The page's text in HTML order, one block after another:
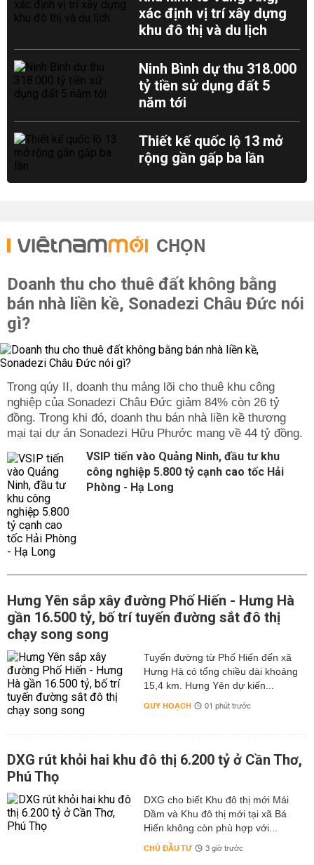
xác định vị trí xây dựng
khu đô thị và du lịch
Ninh Bình dự thu 318.000
tỷ tiền sử dụng đất 5
năm tới
Thiết kế quốc lộ 13 mở
rộng gần gấp ba lần
CHỌN
Doanh thu cho thuê đất không bằng
bán nhà liền kề, Sonadezi Châu Đức nói
gì?
Trong qúy II, doanh thu mảng lõi cho thuê khu công
nghiệp của Sonadezi Châu Đức giảm 84% còn 26 tỷ
đồng. Trong khi đó, doanh thu bán nhà liền kề thương
mại tại dự án Sonadezi Hữu Phước mang về 44 tỷ đồng.
VSIP tiến vào Quảng Ninh, đầu tư khu
công nghiệp 5.800 tỷ cạnh cao tốc Hải
Phòng - Hạ Long
Hưng Yên sắp xây đường Phố Hiến - Hưng Hà
gần 16.500 tỷ, bố trí tuyến đường sắt đô thị
chạy song song
Tuyến đường từ Phố Hiến đến xã
Hưng Hà có tổng chiều dài khoảng
15,4 km. Hưng Yên dự kiến...
QUY HOẠCH 01 phút trước
DXG rút khỏi hai khu đô thị 6.200 tỷ ở Cần Thơ,
Phú Thọ
DXG cho biết Khu đô thị mới Mái
Dầm và Khu đô thị mới tại xã Bá
Hiến không còn phù hợp với...
CHỦ ĐẦU TƯ 3 giờ trước